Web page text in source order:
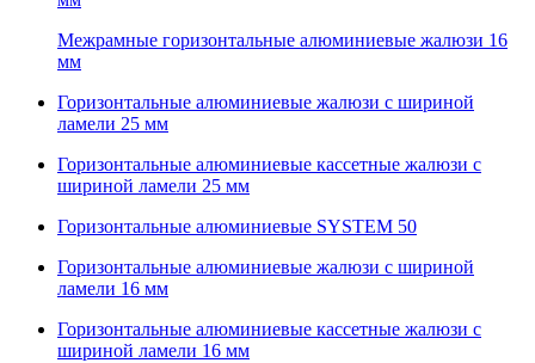
Межрамные горизонтальные алюминиевые жалюзи 16
мм
Горизонтальные алюминиевые жалюзи с шириной
ламели 25 мм
Горизонтальные алюминиевые кассетные жалюзи с
шириной ламели 25 мм
Горизонтальные алюминиевые SYSTEM 50
Горизонтальные алюминиевые жалюзи с шириной
ламели 16 мм
Горизонтальные алюминиевые кассетные жалюзи с
шириной ламели 16 мм